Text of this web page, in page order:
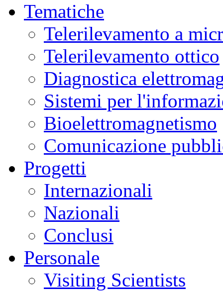
Tematiche
Telerilevamento a
Telerilevamento ottico
Diagnostica
Sistemi per
Bioelettromagnetismo
Comunicazione
Progetti
Internazionali
Nazionali
Conclusi
Personale
Visiting Scientists